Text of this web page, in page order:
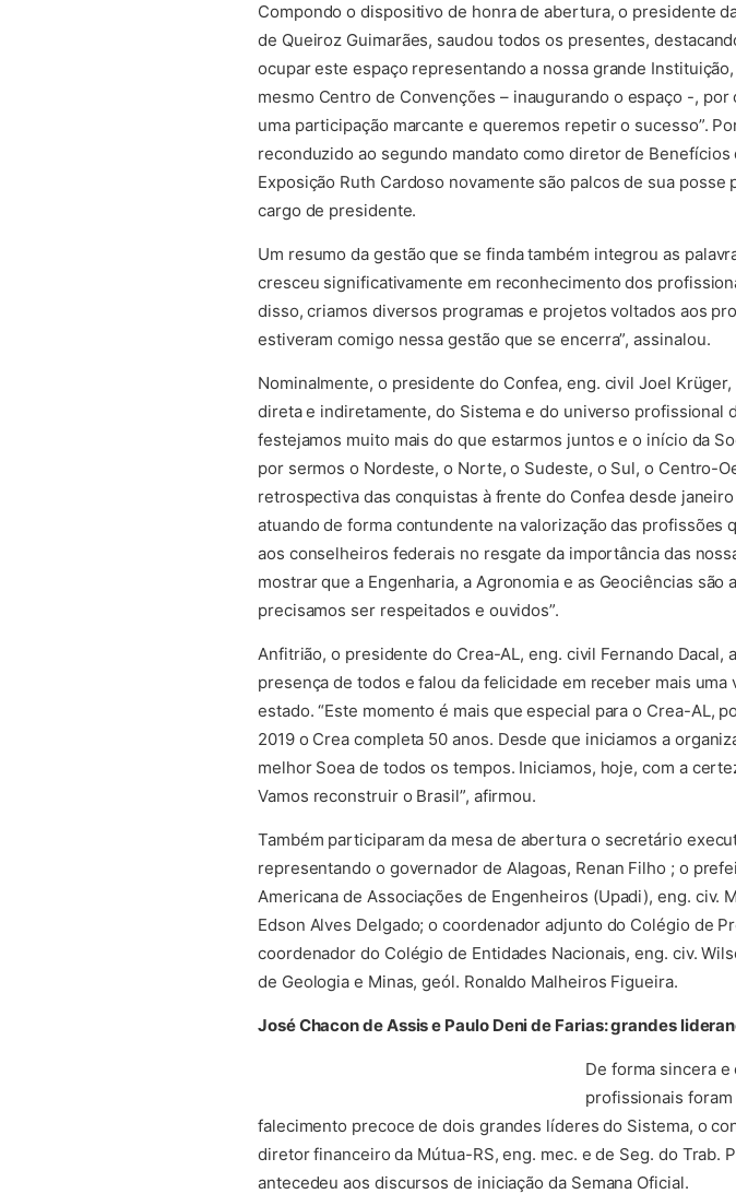
Compondo o dispositivo de honra de abertura, o presidente
de Queiroz Guimarães, saudou todos os presentes,
ocupar este espaço representando a nossa grande
mesmo Centro de Convenções – inaugurando o espaço -,
uma participação marcante e queremos repetir o sucesso”.
reconduzido ao segundo mandato como diretor de
Exposição Ruth Cardoso novamente são palcos de sua
cargo de presidente.
Um resumo da gestão que se finda também integrou as
cresceu significativamente em reconhecimento dos
disso, criamos diversos programas e projetos voltados aos
estiveram comigo nessa gestão que se encerra”, assinalou.
Nominalmente, o presidente do Confea, eng. civil Joel
direta e indiretamente, do Sistema e do universo profissional
festejamos muito mais do que estarmos juntos e o início da
por sermos o Nordeste, o Norte, o Sudeste, o Sul, o Centro-
retrospectiva das conquistas à frente do Confea desde
atuando de forma contundente na valorização das
aos conselheiros federais no resgate da importância das
mostrar que a Engenharia, a Agronomia e as Geociências
precisamos ser respeitados e ouvidos”.
Anfitrião, o presidente do Crea-AL, eng. civil Fernando Dacal,
presença de todos e falou da felicidade em receber mais uma
estado. “Este momento é mais que especial para o Crea-AL,
2019 o Crea completa 50 anos. Desde que iniciamos a
melhor Soea de todos os tempos. Iniciamos, hoje, com a
Vamos reconstruir o Brasil”, afirmou.
Também participaram da mesa de abertura o secretário
representando o governador de Alagoas, Renan Filho ; o
Americana de Associações de Engenheiros (Upadi), eng.
Edson Alves Delgado; o coordenador adjunto do Colégio de
coordenador do Colégio de Entidades Nacionais, eng. civ.
de Geologia e Minas, geól. Ronaldo Malheiros Figueira.
José Chacon de Assis e Paulo Deni de Farias: grandes
De forma sincera
profissionais
falecimento precoce de dois grandes líderes do Sistema, o
diretor financeiro da Mútua-RS, eng. mec. e de Seg. do Trab.
antecedeu aos discursos de iniciação da Semana Oficial.